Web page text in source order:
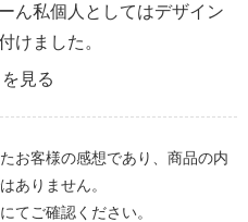
ん私個人としてはデザイン
けました。
見る
お客様の感想であり、商品の内
ありません。
てご確認ください。